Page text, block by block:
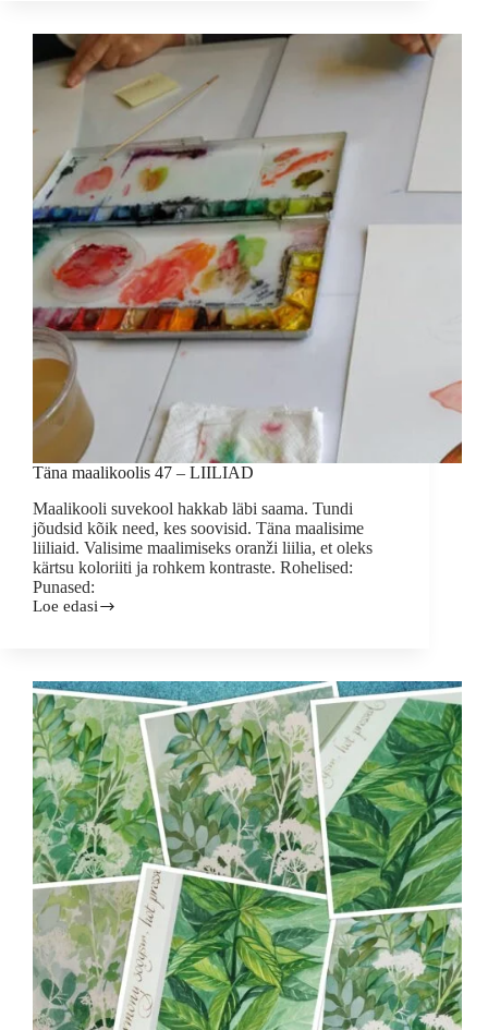
Uus
hooaeg
Täna maalikoolis 47 – LIILIAD
Maalikooli suvekool hakkab läbi saama. Tundi
jõudsid kõik need, kes soovisid. Täna maalisime
liiliaid. Valisime maalimiseks oranži liilia, et oleks
kärtsu koloriiti ja rohkem kontraste. Rohelised:
Punased:
Loe edasi
Täna
LIILIAD